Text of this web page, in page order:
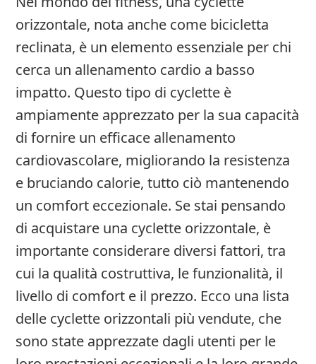
orizzontale, nota anche come bicicletta
reclinata, è un elemento essenziale per chi
cerca un allenamento cardio a basso
impatto. Questo tipo di cyclette è
ampiamente apprezzato per la sua capacità
di fornire un efficace allenamento
cardiovascolare, migliorando la resistenza
e bruciando calorie, tutto ciò mantenendo
un comfort eccezionale. Se stai pensando
di acquistare una cyclette orizzontale, è
importante considerare diversi fattori, tra
cui la qualità costruttiva, le funzionalità, il
livello di comfort e il prezzo. Ecco una lista
delle cyclette orizzontali più vendute, che
sono state apprezzate dagli utenti per le